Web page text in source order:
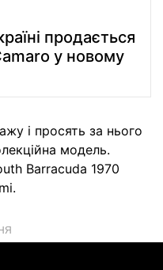
продається
у новому
і просять за нього
модель.
Barracuda 1970